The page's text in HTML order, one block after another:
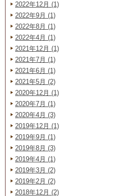
2022年12月 (1)
2022年9月 (1)
2022年8月 (1)
2022年4月 (1)
2021年12月 (1)
2021年7月 (1)
2021年6月 (1)
2021年5月 (2)
2020年12月 (1)
2020年7月 (1)
2020年4月 (3)
2019年12月 (1)
2019年9月 (1)
2019年8月 (3)
2019年4月 (1)
2019年3月 (2)
2019年2月 (2)
2018年12月 (2)